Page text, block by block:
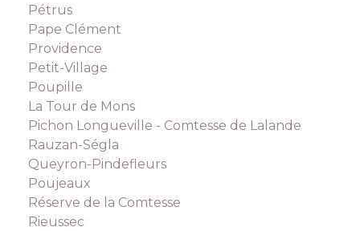
Pétrus
Pape Clément
Providence
Petit-Village
Poupille
La Tour de Mons
Pichon Longueville - Comtesse de Lalande
Rauzan-Ségla
Queyron-Pindefleurs
Poujeaux
Réserve de la Comtesse
Rieussec